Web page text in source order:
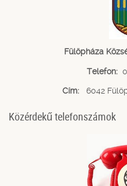
Fülöpháza
Telefon:
Cím: 6042
Közérdekű telefonszámok